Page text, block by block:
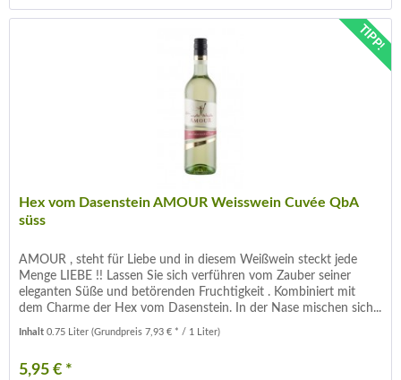
TIPP!
Hex vom Dasenstein AMOUR Weisswein Cuvée QbA
süss
AMOUR , steht für Liebe und in diesem Weißwein steckt jede
Menge LIEBE !! Lassen Sie sich verführen vom Zauber seiner
eleganten Süße und betörenden Fruchtigkeit . Kombiniert mit
dem Charme der Hex vom Dasenstein. In der Nase mischen sich...
Inhalt0.75 Liter(Grundpreis 7,93 € * / 1 Liter)
5,95 € *